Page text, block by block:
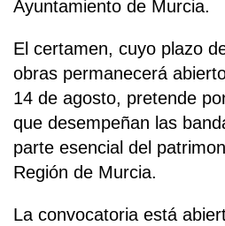
Ayuntamiento de Murcia.
El certamen, cuyo plazo
obras permanecerá
14 de agosto, pretende
que desempeñan las
parte esencial del
Región de Murcia.
La convocatoria está